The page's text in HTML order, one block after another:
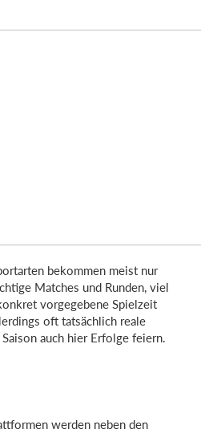
bekommen meist nur
Matches und Runden, viel
vorgegebene Spielzeit
oft tatsächlich reale
auch hier Erfolge feiern.
werden neben den